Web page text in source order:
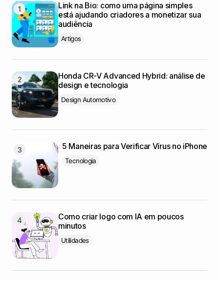
Link na Bio: como uma página simples
está ajudando criadores a monetizar sua
audiência
Artigos
Honda CR-V Advanced Hybrid: análise de
design e tecnologia
Design Automotivo
5 Maneiras para Verificar Vírus no iPhone
Tecnologia
Como criar logo com IA em poucos
minutos
Utilidades